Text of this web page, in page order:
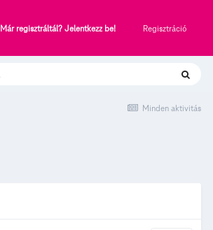
Már regisztráltál? Jelentkezz be! Regisztráció
Minden aktivitás